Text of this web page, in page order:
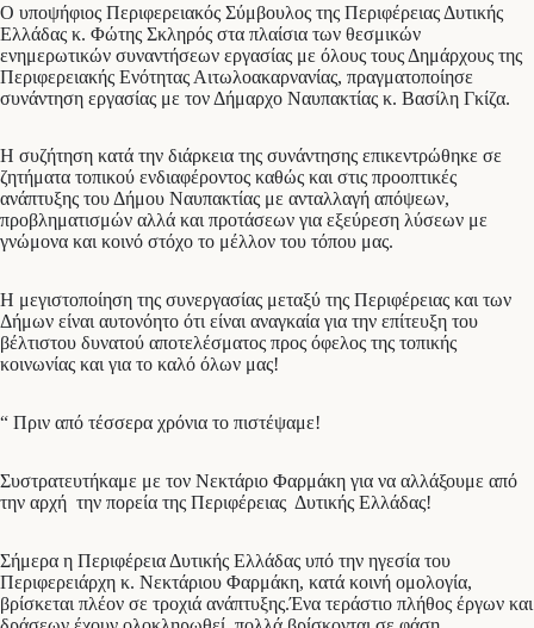
Ο υποψήφιος Περιφερειακός Σύμβουλος της Περιφέρειας Δυτικής
Ελλάδας κ. Φώτης Σκληρός στα πλαίσια των θεσμικών
ενημερωτικών συναντήσεων εργασίας με όλους τους Δημάρχους της
Περιφερειακής Ενότητας Αιτωλοακαρνανίας, πραγματοποίησε
συνάντηση εργασίας με τον Δήμαρχο Ναυπακτίας κ. Βασίλη Γκίζα.
Η συζήτηση κατά την διάρκεια της συνάντησης επικεντρώθηκε σε
ζητήματα τοπικού ενδιαφέροντος καθώς και στις προοπτικές
ανάπτυξης του Δήμου Ναυπακτίας με ανταλλαγή απόψεων,
προβληματισμών αλλά και προτάσεων για εξεύρεση λύσεων με
γνώμονα και κοινό στόχο το μέλλον του τόπου μας.
Η μεγιστοποίηση της συνεργασίας μεταξύ της Περιφέρειας και των
Δήμων είναι αυτονόητο ότι είναι αναγκαία για την επίτευξη του
βέλτιστου δυνατού αποτελέσματος προς όφελος της τοπικής
κοινωνίας και για το καλό όλων μας!
“ Πριν από τέσσερα χρόνια το πιστέψαμε!
Συστρατευτήκαμε με τον Νεκτάριο Φαρμάκη για να αλλάξουμε από
την αρχή την πορεία της Περιφέρειας Δυτικής Ελλάδας!
Σήμερα η Περιφέρεια Δυτικής Ελλάδας υπό την ηγεσία του
Περιφερειάρχη κ. Νεκτάριου Φαρμάκη, κατά κοινή ομολογία,
βρίσκεται πλέον σε τροχιά ανάπτυξης.Ένα τεράστιο πλήθος έργων και